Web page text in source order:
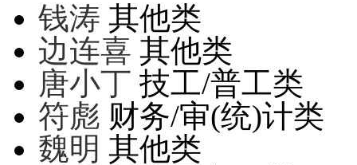
钱涛 其他类
边连喜 其他类
唐小丁 技工/普工类
符彪 财务/审(统)计类
魏明 其他类